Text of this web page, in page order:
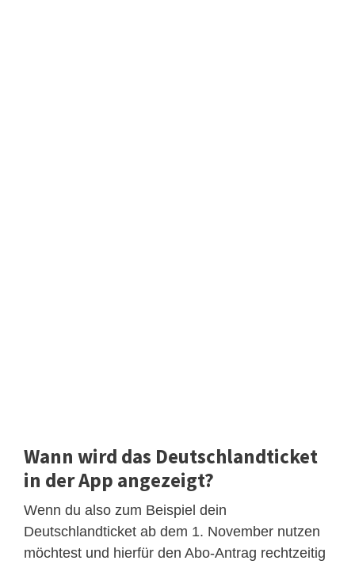
Wann wird das Deutschlandticket
in der App angezeigt?
Wenn du also zum Beispiel dein
Deutschlandticket ab dem 1. November nutzen
möchtest und hierfür den Abo-Antrag rechtzeitig